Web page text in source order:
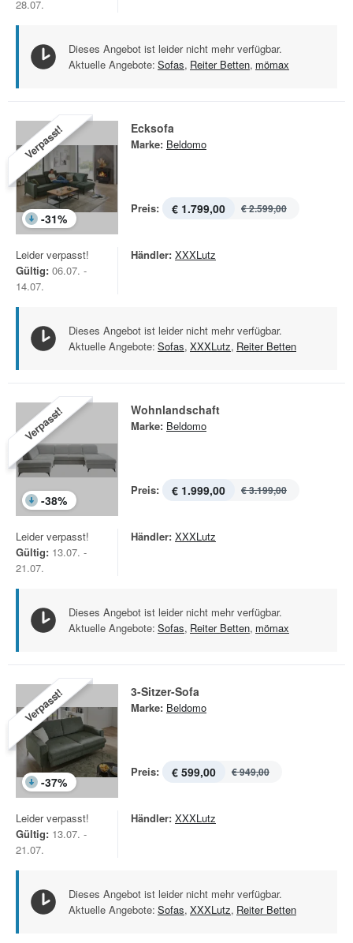
28.07.
Dieses Angebot ist leider nicht mehr verfügbar.
Aktuelle Angebote: Sofas, Reiter Betten, mömax
Verpasst!
-31%
Ecksofa
Marke: Beldomo
Preis: € 1.799,00 € 2.599,00
Leider verpasst!
Gültig: 06.07. -
14.07.
Händler: XXXLutz
Dieses Angebot ist leider nicht mehr verfügbar.
Aktuelle Angebote: Sofas, XXXLutz, Reiter Betten
Verpasst!
-38%
Wohnlandschaft
Marke: Beldomo
Preis: € 1.999,00 € 3.199,00
Leider verpasst!
Gültig: 13.07. -
21.07.
Händler: XXXLutz
Dieses Angebot ist leider nicht mehr verfügbar.
Aktuelle Angebote: Sofas, Reiter Betten, mömax
Verpasst!
-37%
3-Sitzer-Sofa
Marke: Beldomo
Preis: € 599,00 € 949,00
Leider verpasst!
Gültig: 13.07. -
21.07.
Händler: XXXLutz
Dieses Angebot ist leider nicht mehr verfügbar.
Aktuelle Angebote: Sofas, XXXLutz, Reiter Betten